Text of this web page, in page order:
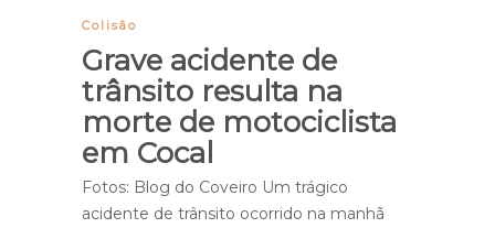
Colisão
Grave acidente de
trânsito resulta na
morte de motociclista
em Cocal
Fotos: Blog do Coveiro Um trágico
acidente de trânsito ocorrido na manhã